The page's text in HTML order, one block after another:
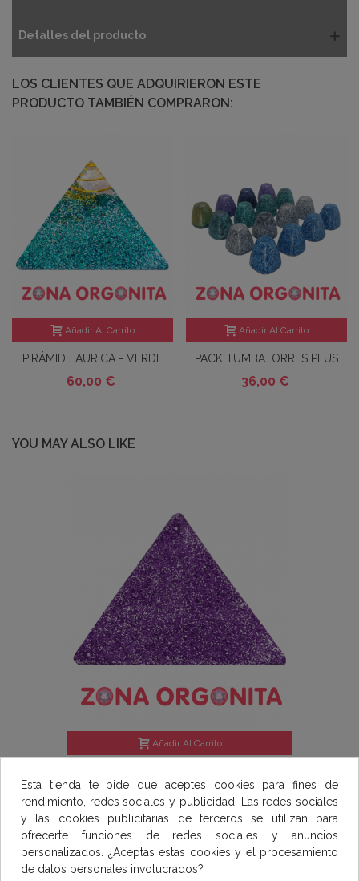
Detalles del producto
LOS CLIENTES QUE ADQUIRIERON ESTE
PRODUCTO TAMBIÉN COMPRARON:
Añadir Al Carrito
PIRÁMIDE AURICA - VERDE
GRANDE
60,00 €
Añadir Al Carrito
PACK TUMBATORRES PLUS
36,00 €
YOU MAY ALSO LIKE
Añadir Al Carrito
VIOLETA
60,00 €
Esta tienda te pide que aceptes cookies para fines de
rendimiento, redes sociales y publicidad. Las redes sociales
y las cookies publicitarias de terceros se utilizan para
ofrecerte funciones de redes sociales y anuncios
personalizados. ¿Aceptas estas cookies y el procesamiento
de datos personales involucrados?